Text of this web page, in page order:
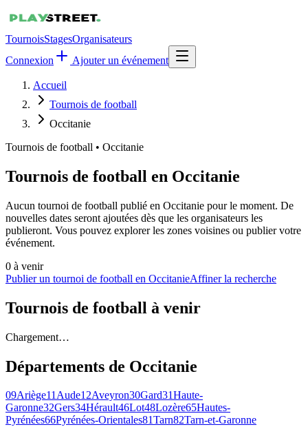
TournoisStagesOrganisateurs
Connexion
Ajouter un événement
Accueil
Tournois de football
Occitanie
Tournois de football • Occitanie
Tournois de football en Occitanie
Aucun tournoi de football publié en Occitanie pour le moment. De
nouvelles dates seront ajoutées dès que les organisateurs les
publieront. Vous pouvez explorer les zones voisines ou publier votre
événement.
0 à venir
Publier un tournoi de football en OccitanieAffiner la recherche
Tournois de football à venir
Chargement…
Départements de Occitanie
09Ariège11Aude12Aveyron30Gard31Haute-
Garonne32Gers34Hérault46Lot48Lozère65Hautes-
Pyrénées66Pyrénées-Orientales81Tarn82Tarn-et-Garonne